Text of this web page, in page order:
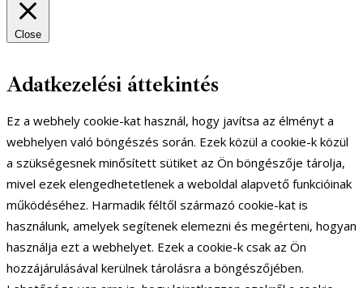
Close
Adatkezelési áttekintés
Ez a webhely cookie-kat használ, hogy javítsa az élményt a
webhelyen való böngészés során. Ezek közül a cookie-k közül
a szükségesnek minősített sütiket az Ön böngészője tárolja,
mivel ezek elengedhetetlenek a weboldal alapvető funkcióinak
működéséhez. Harmadik féltől származó cookie-kat is
használunk, amelyek segítenek elemezni és megérteni, hogyan
használja ezt a webhelyet. Ezek a cookie-k csak az Ön
hozzájárulásával kerülnek tárolásra a böngészőjében.